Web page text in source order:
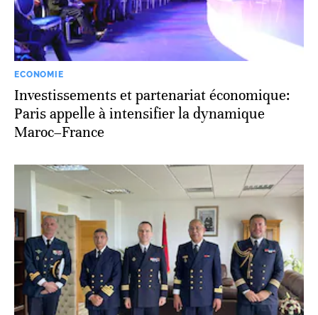
ECONOMIE
Investissements et partenariat économique:
Paris appelle à intensifier la dynamique
Maroc–France